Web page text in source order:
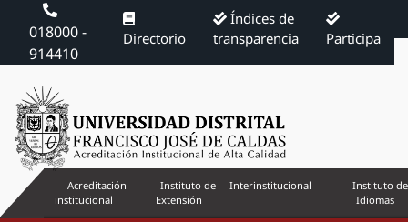
018000 -
914410
Directorio
Índices de
transparencia
Participa
Acreditación
institucional
Instituto de
Extensión
Interinstitucional
Instituto de
Idiomas